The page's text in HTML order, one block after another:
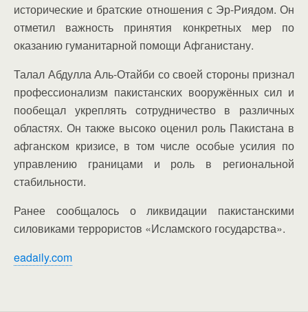
исторические и братские отношения с Эр-Риядом. Он
отметил важность принятия конкретных мер по
оказанию гуманитарной помощи Афганистану.
Талал Абдулла Аль-Отайби со своей стороны признал
профессионализм пакистанских вооружённых сил и
пообещал укреплять сотрудничество в различных
областях. Он также высоко оценил роль Пакистана в
афганском кризисе, в том числе особые усилия по
управлению границами и роль в региональной
стабильности.
Ранее сообщалось о ликвидации пакистанскими
силовиками террористов «Исламского государства».
eadaily.com